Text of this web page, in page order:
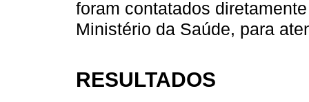
foram contatados
Ministério da Saúde, para
RESULTADOS